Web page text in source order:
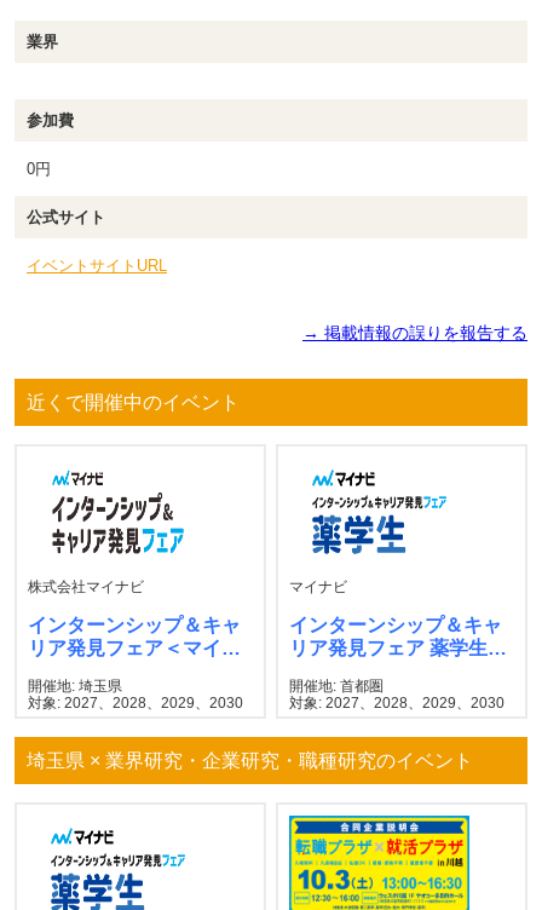
業界
参加費
0円
公式サイト
イベントサイトURL
→ 掲載情報の誤りを報告する
近くで開催中のイベント
株式会社マイナビ
インターンシップ＆キャ
リア発見フェア＜マイナ
開催地: 埼玉県
対象: 2027、2028、2029、2030
マイナビ
インターンシップ＆キャ
リア発見フェア 薬学生
開催地: 首都圏
対象: 2027、2028、2029、2030
埼玉県 × 業界研究・企業研究・職種研究のイベント